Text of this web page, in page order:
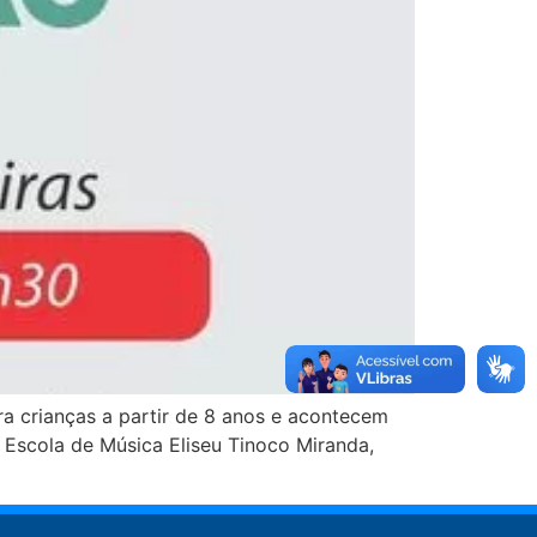
crianças a partir de 8 anos e acontecem
de Música Eliseu Tinoco Miranda,